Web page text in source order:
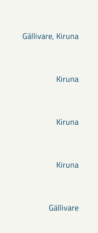
Gällivare, Kiruna
Kiruna
Kiruna
Kiruna
Gällivare